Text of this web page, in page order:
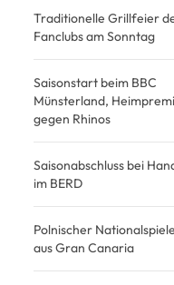
Traditionelle Grillfeier
Fanclubs am Sonntag
Saisonstart beim BBC
Münsterland,
gegen Rhinos
Saisonabschluss bei
im BERD
Polnischer
aus Gran Canaria